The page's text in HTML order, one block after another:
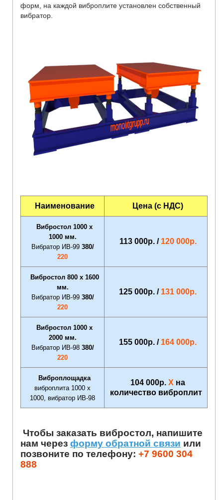
форм, на каждой виброплите установлен собственный
вибратор.
Наименование Цена (с НДС)
Вибростол 1000 х
1000 мм.
Вибратор ИВ-99 380/
220
113 000р. / 120 000р.
Вибростол 800 х 1600
мм.
Вибратор ИВ-99 380/
220
125 000р. / 131 000р.
Вибростол 1000 х
2000 мм.
Вибратор ИВ-98 380/
220
155 000р. / 164 000р.
Виброплощадка
виброплита 1000 х
1000, вибратор ИВ-98
104 000р. Х на
количество виброплит
Чтобы заказать вибростол, напишите
нам через форму обратной связи или
позвоните по телефону: +7 9600 304
888